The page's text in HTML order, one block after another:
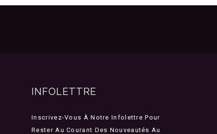
INFOLETTRE
Inscrivez-Vous À Notre Infolettre Pour
Rester Au Courant Des Nouveautés Au